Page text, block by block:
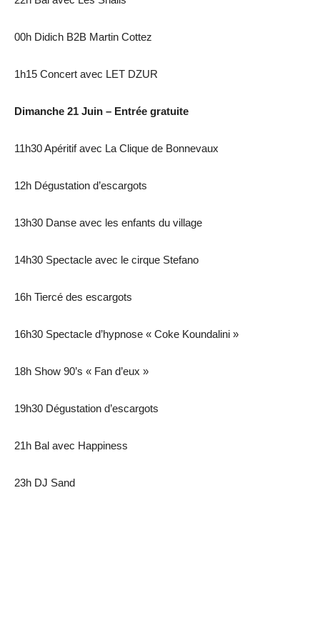
00h Didich B2B Martin Cottez
1h15 Concert avec LET DZUR
Dimanche 21 Juin – Entrée gratuite
11h30 Apéritif avec La Clique de Bonnevaux
12h Dégustation d’escargots
13h30 Danse avec les enfants du village
14h30 Spectacle avec le cirque Stefano
16h Tiercé des escargots
16h30 Spectacle d’hypnose « Coke Koundalini »
18h Show 90’s « Fan d’eux »
19h30 Dégustation d’escargots
21h Bal avec Happiness
23h DJ Sand